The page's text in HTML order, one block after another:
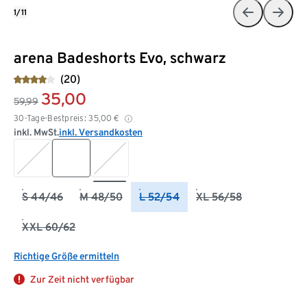
arena Badeshorts Evo, schwarz
(20)
59,99 35,00
30-Tage-Bestpreis: 35,00 €
inkl. MwSt.inkl. Versandkosten
S 44/46 M 48/50 L 52/54 XL 56/58
XXL 60/62
Richtige Größe ermitteln
Zur Zeit nicht verfügbar
1/11